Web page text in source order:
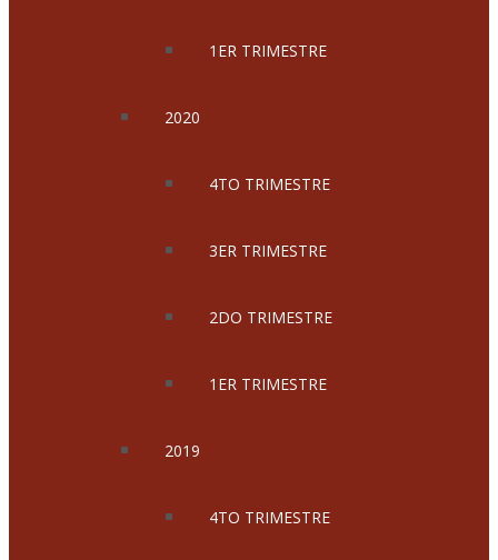
1ER TRIMESTRE
2020
4TO TRIMESTRE
3ER TRIMESTRE
2DO TRIMESTRE
1ER TRIMESTRE
2019
4TO TRIMESTRE